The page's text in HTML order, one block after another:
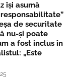
îşi asumă
de securitate
nu-și poate
a fost inclus în
„Este